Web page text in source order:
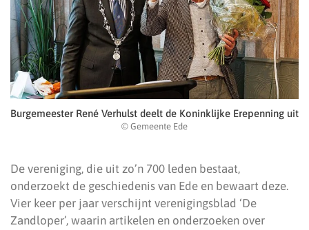
Burgemeester René Verhulst deelt de Koninklijke Erepenning uit
© Gemeente Ede
De vereniging, die uit zo’n 700 leden bestaat,
onderzoekt de geschiedenis van Ede en bewaart deze.
Vier keer per jaar verschijnt verenigingsblad ‘De
Zandloper’, waarin artikelen en onderzoeken over